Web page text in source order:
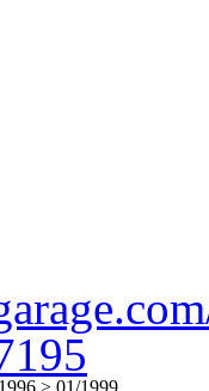
> 01/1999